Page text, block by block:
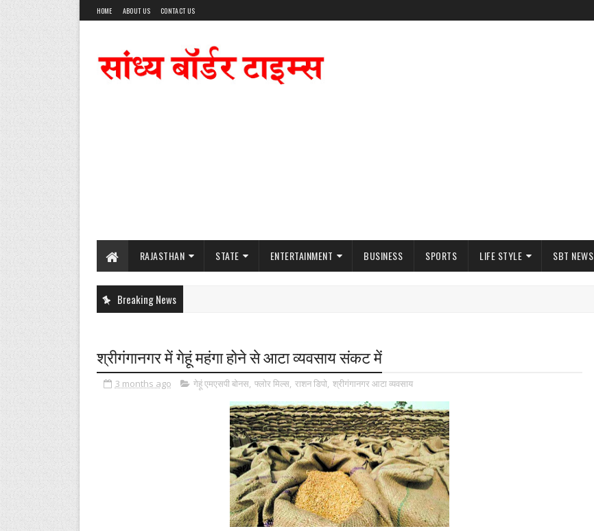
HOME ABOUT US CONTACT US
RAJASTHAN STATE ENTERTAINMENT BUSINESS SPORTS LIFE STYLE SBT NEWS
Breaking News
श्रीगंगानगर में गेहूं महंगा होने से आटा व्यवसाय संकट में
3 months ago गेहूं एमएसपी बोनस, फ्लोर मिल्स, राशन डिपो, श्रीगंगानगर आटा व्यवसाय